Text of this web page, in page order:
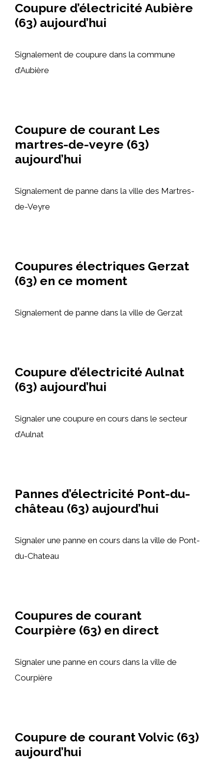
Coupure d’électricité Aubière
(63) aujourd’hui
Signalement de coupure dans la commune
d’Aubière
Coupure de courant Les
martres-de-veyre (63)
aujourd’hui
Signalement de panne dans la ville des Martres-
de-Veyre
Coupures électriques Gerzat
(63) en ce moment
Signalement de panne dans la ville de Gerzat
Coupure d’électricité Aulnat
(63) aujourd’hui
Signaler une coupure en cours dans le secteur
d’Aulnat
Pannes d’électricité Pont-du-
château (63) aujourd’hui
Signaler une panne en cours dans la ville de Pont-
du-Chateau
Coupures de courant
Courpière (63) en direct
Signaler une panne en cours dans la ville de
Courpière
Coupure de courant Volvic (63)
aujourd’hui